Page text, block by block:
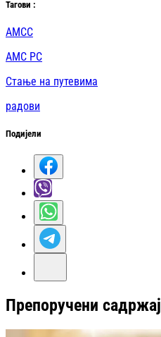
Тагови :
АМСС
АМС РС
Стање на путевима
радови
Подијели
Препоручени садржај